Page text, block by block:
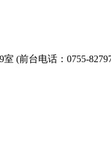
(前台电话：0755-